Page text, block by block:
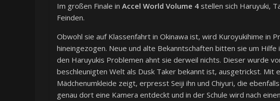
Im großen Finale in Accel World Volume 4 stellen sich Haruyuki,
Feinden.
Obwohl sie auf Klassenfahrt in Okinawa ist, wird Kuroyukihime in
hineingezogen. Neue und alte Bekanntschaften bitten sie um Hilfe
den Haruyukis Problemen ahnt sie derweil nichts. Dieser wurde
beschleunigten Welt als Dusk Taker bekannt ist, ausgetrickst. Mit
Mädchenumkleide zeigt, erpresst Seiji ihn und Chiyuri, die
genau dort eine Kamera entdeckt und in der Schule wird nach